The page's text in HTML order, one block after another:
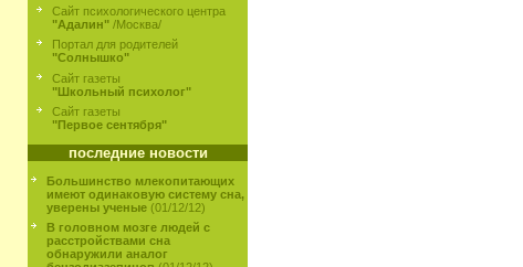
Сайт психологического центра
"Адалин" /Москва/
Портал для родителей
"Солнышко"
Сайт газеты
"Школьный психолог"
Сайт газеты
"Первое сентября"
последние новости
Большинство млекопитающих
имеют одинаковую систему сна,
уверены ученые (01/12/12)
В головном мозге людей с
расстройствами сна
обнаружили аналог